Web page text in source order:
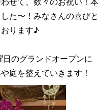
た〜！みなさんの喜びと
ります♪
のグランドオープンに
庭を整えていきます！